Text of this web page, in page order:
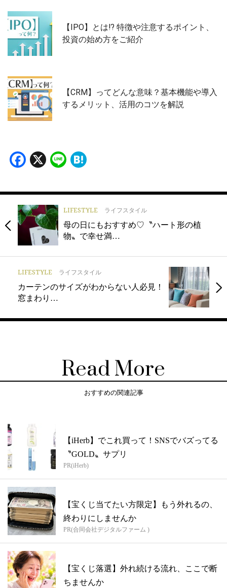
【IPO】とは⁉️ 特徴や注意するポイント、
投資の始め方をご紹介
【CRM】ってどんな意味？基本機能や導入
するメリット、活用のコツを解説
Facebook
X Line
LIFESTYLE ライフスタイル
母の日にもおすすめ♡〝ハート形の植
物〟で幸せ満…
LIFESTYLE ライフスタイル
カーテンのサイズがわからない人必見！
窓まわり…
Read More
おすすめの関連記事
【iHerb】でこれ買って！SNSでバズってる
〝GOLD〟サプリ
PR(iHerb)
【宝くじ当てたい方限定】もう外れるの、
終わりにしませんか
PR(合同会社デジタルファーム )
【宝くじ落選】外れ続ける流れ、ここで断
ちませんか